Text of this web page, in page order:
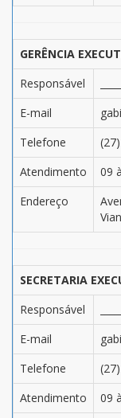
GERÊNCIA
Responsável
E-mail
Telefone
Atendimento
09
Endereço
SECRETARIA
Responsável
E-mail
Telefone
Atendimento
09